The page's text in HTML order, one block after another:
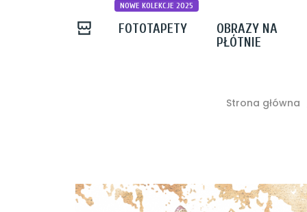
FOTOTAPETY
NOWE KOLEKCJE 2025
OBRAZY NA
PŁÓTNIE
Strona główna